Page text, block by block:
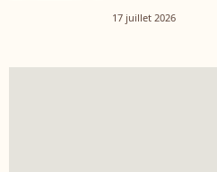
17 juillet 2026